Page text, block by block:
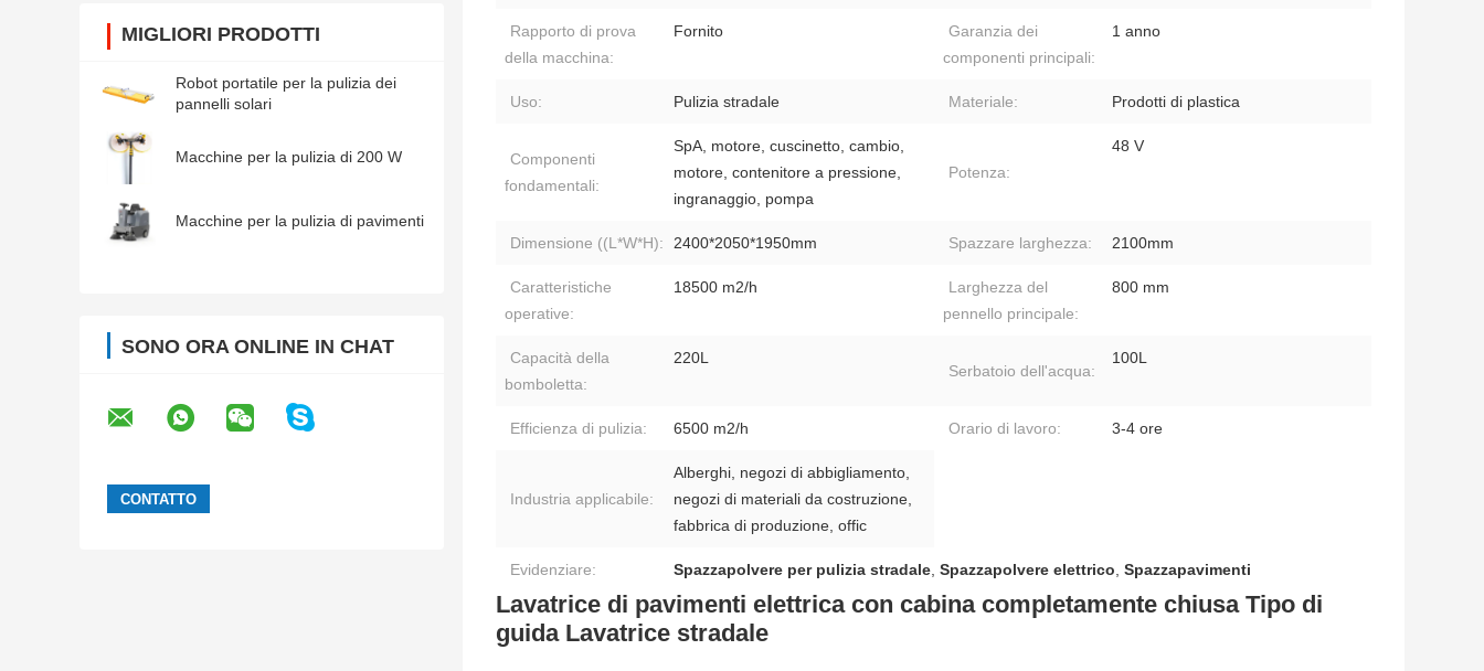
MIGLIORI PRODOTTI
Robot portatile per la pulizia dei
pannelli solari
Macchine per la pulizia di 200 W
Macchine per la pulizia di pavimenti
SONO ORA ONLINE IN CHAT
Rapporto di prova
della macchina:
Fornito
Garanzia dei
componenti principali:
1 anno
Uso: Pulizia stradale Materiale: Prodotti di plastica
Componenti
fondamentali:
SpA, motore, cuscinetto, cambio,
motore, contenitore a pressione,
ingranaggio, pompa
Potenza:
48 V
Dimensione ((L*W*H): 2400*2050*1950mm Spazzare larghezza: 2100mm
Caratteristiche
operative:
18500 m2/h
Larghezza del
pennello principale:
800 mm
Capacità della
bomboletta:
220L
Serbatoio dell'acqua:
100L
Efficienza di pulizia: 6500 m2/h Orario di lavoro: 3-4 ore
Industria applicabile:
Alberghi, negozi di abbigliamento,
negozi di materiali da costruzione,
fabbrica di produzione, offic
Evidenziare: Spazzapolvere per pulizia stradale, Spazzapolvere elettrico, Spazzapavimenti
Lavatrice di pavimenti elettrica con cabina completamente chiusa Tipo di
guida Lavatrice stradale